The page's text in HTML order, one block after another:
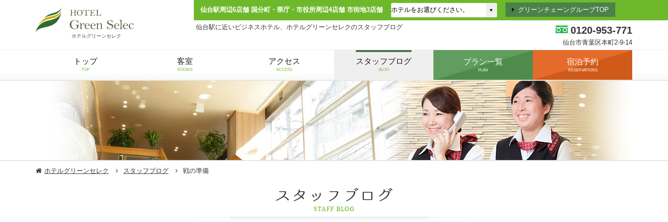
仙台駅周辺6店舗 国分町・県庁・市役所周辺4店舗 市街地3店舗 グリーンチェーングループTOP
ホテルグリーンセレク
仙台駅に近いビジネスホテル、ホテルグリーンセレクのスタッフブログ 0120-953-771
仙台市青葉区本町2-9-14
トップ
TOP
客室
ROOMS
アクセス
ACCESS
スタッフブログ
BLOG
プラン一覧
PLAN
宿泊予約
RESERVATIONS
ホテルグリーンセレク スタッフブログ 戦の準備